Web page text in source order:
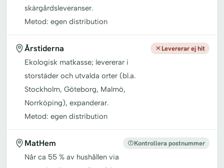
skärgårdsleveranser.
Metod: egen distribution
Årstiderna
Ekologisk matkasse; levererar i
storstäder och utvalda orter (bl.a.
Stockholm, Göteborg, Malmö,
Norrköping), expanderar.
Metod: egen distribution
Levererar ej hit
MatHem
Når ca 55 % av hushållen via
Kontrollera postnummer